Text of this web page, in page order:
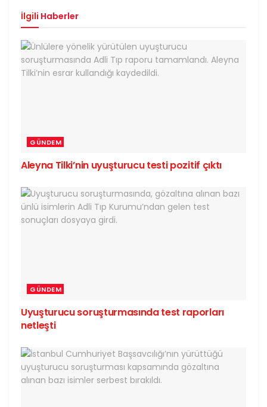
İlgili Haberler
GÜNDEM
Aleyna Tilki’nin uyuşturucu testi pozitif çıktı
GÜNDEM
Uyuşturucu soruşturmasında test raporları
netleşti